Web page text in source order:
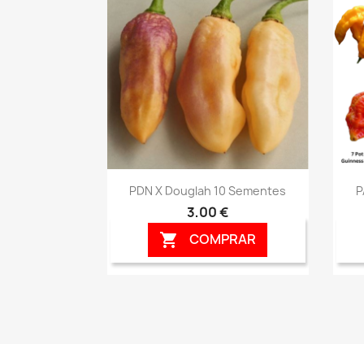
Vista rápida
PDN X Douglah 10 Sementes
3,00 €
 COMPRAR